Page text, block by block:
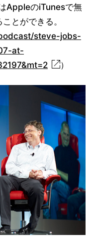
AppleのiTunesで無
とができる。
steve-jobs-
at-
）